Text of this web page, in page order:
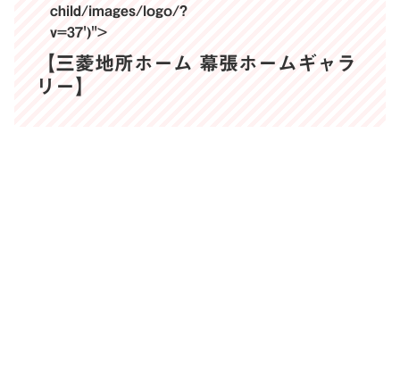
child/images/logo/?
v=37')">
【三菱地所ホーム 幕張ホームギャラ
リー】